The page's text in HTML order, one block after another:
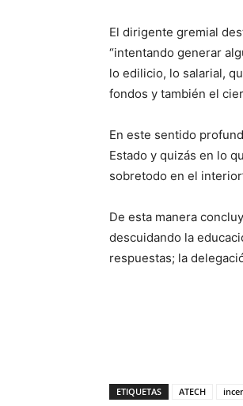
El dirigente gremial
“intentando generar
lo edilicio, lo salarial,
fondos y también el
En este sentido
Estado y quizás en lo
sobretodo en el
De esta manera
descuidando la
respuestas; la
ETIQUETAS ATECH